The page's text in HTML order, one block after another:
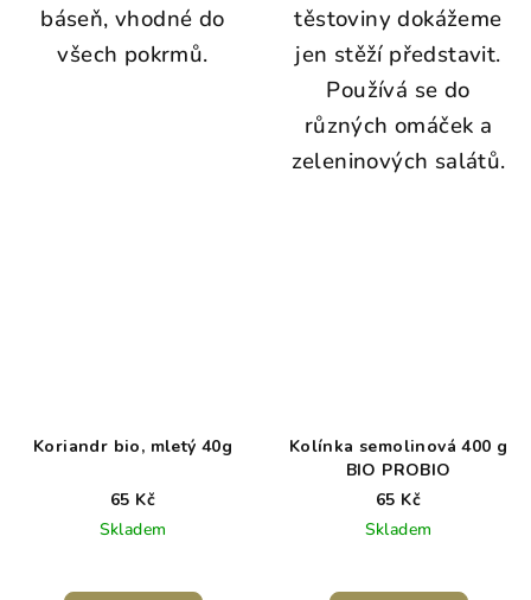
báseň, vhodné do
všech pokrmů.
těstoviny dokážeme
jen stěží představit.
Používá se do
různých omáček a
zeleninových salátů.
Koriandr bio, mletý 40g
65 Kč
Skladem
Kolínka semolinová 400 g
BIO PROBIO
65 Kč
Skladem